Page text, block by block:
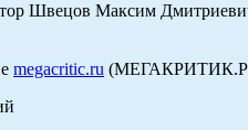
Швецов Максим
megacritic.ru